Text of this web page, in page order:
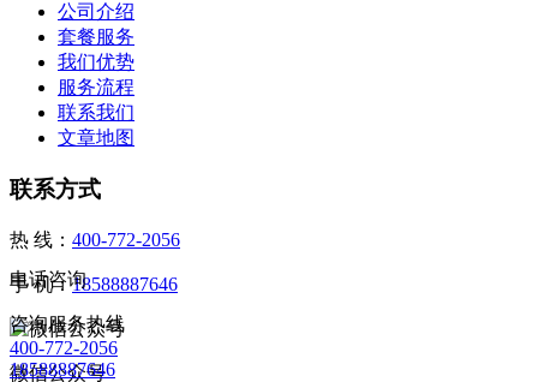
公司介绍
套餐服务
我们优势
服务流程
联系我们
文章地图
联系方式
热 线： 400-772-2056
手 机：18588887646
微信公众号
电话咨询
咨询服务热线
400-772-2056
18588887646